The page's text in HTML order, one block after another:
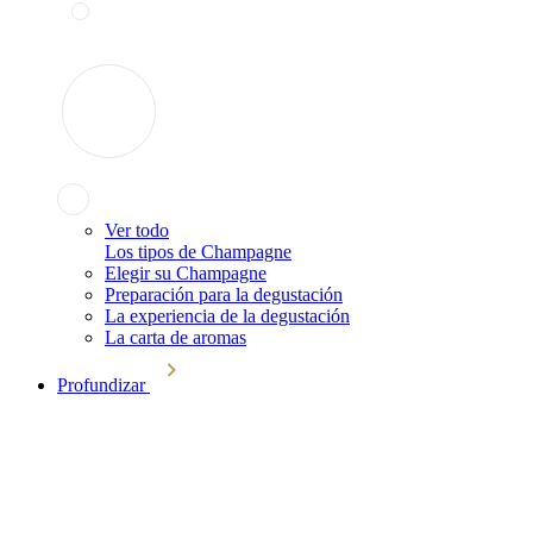
Ver todo
Los tipos de Champagne
Elegir su Champagne
Preparación para la degustación
La experiencia de la degustación
La carta de aromas
Profundizar